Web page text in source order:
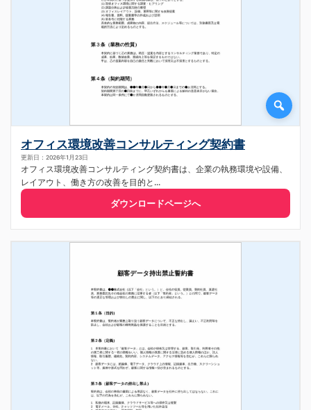
オフィス環境改善コンサルティング契約書
更新日：2026年1月23日
オフィス環境改善コンサルティング契約書は、企業の執務環境や設備、
レイアウト、働き方の改善を目的と...
ダウンロードページへ